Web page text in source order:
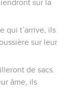
sur la
qui t’arrive, ils
sur leur
de sacs.
âme, ils